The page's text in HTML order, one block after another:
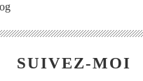
SUIVEZ-MOI